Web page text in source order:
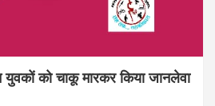
को चाकू मारकर किया जानलेवा